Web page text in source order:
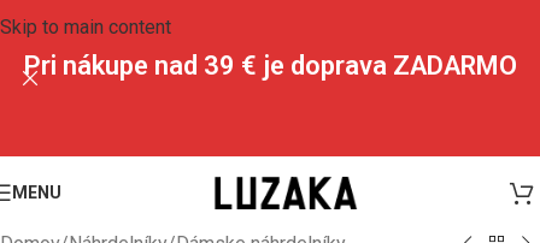
Skip to main content
Pri nákupe nad 39 € je doprava ZADARMO
MENU